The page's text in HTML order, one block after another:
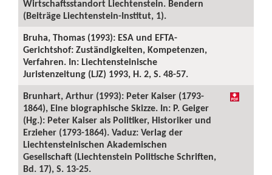
Wirtschaftsstandort Liechtenstein. Bendern
(Beiträge Liechtenstein-Institut, 1).
Bruha, Thomas (1993): ESA und EFTA-
Gerichtshof: Zuständigkeiten, Kompetenzen,
Verfahren. In: Liechtensteinische
Juristenzeitung (LJZ) 1993, H. 2, S. 48-57.
Brunhart, Arthur (1993): Peter Kaiser (1793-
1864), Eine biographische Skizze. In: P. Geiger
(Hg.): Peter Kaiser als Politiker, Historiker und
Erzieher (1793-1864). Vaduz: Verlag der
Liechtensteinischen Akademischen
Gesellschaft (Liechtenstein Politische Schriften,
Bd. 17), S. 13-25.